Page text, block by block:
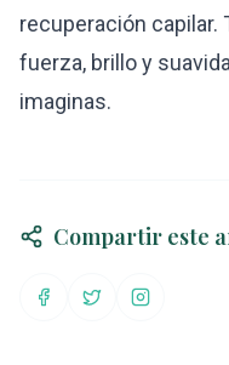
recuperación capilar.
fuerza, brillo y
imaginas.
Compartir este
Compartir en Facebook
Compartir en
Compartir